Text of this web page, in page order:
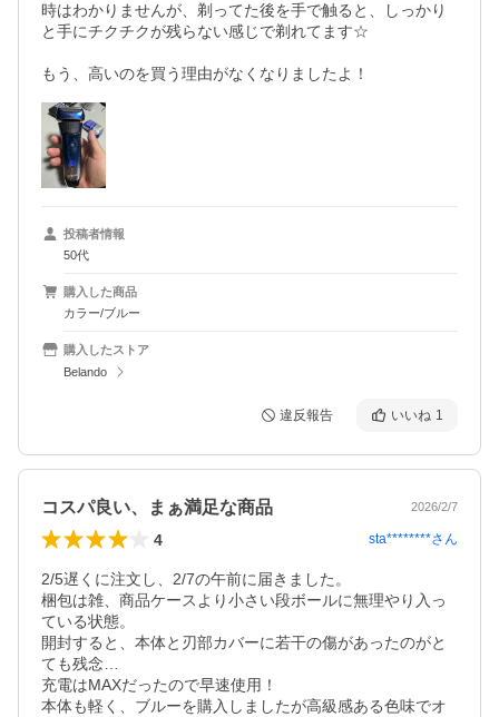
時はわかりませんが、剃ってた後を手で触ると、しっかり
と手にチクチクが残らない感じで剃れてます☆
もう、高いのを買う理由がなくなりましたよ！
投稿者情報
50代
購入した商品
カラー/ブルー
購入したストア
Belando
違反報告 いいね 1
コスパ良い、まぁ満足な商品 2026/2/7
4 sta********さん
2/5遅くに注文し、2/7の午前に届きました。
梱包は雑、商品ケースより小さい段ボールに無理やり入っ
ている状態。
開封すると、本体と刃部カバーに若干の傷があったのがと
ても残念…
充電はMAXだったので早速使用！
本体も軽く、ブルーを購入しましたが高級感ある色味でオ